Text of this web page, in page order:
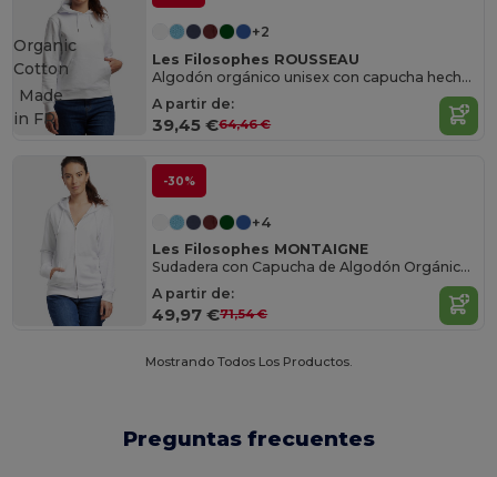
+2
Les Filosophes ROUSSEAU
Algodón orgánico unisex con capucha hecha en Francia
A partir de:
39,45 €64,46 €
Organic
Cotton
Made
in FR
-30%
+4
Les Filosophes MONTAIGNE
Sudadera con Capucha de Algodón Orgánico y Cremallera
A partir de:
49,97 €71,54 €
Mostrando Todos Los Productos.
Preguntas frecuentes